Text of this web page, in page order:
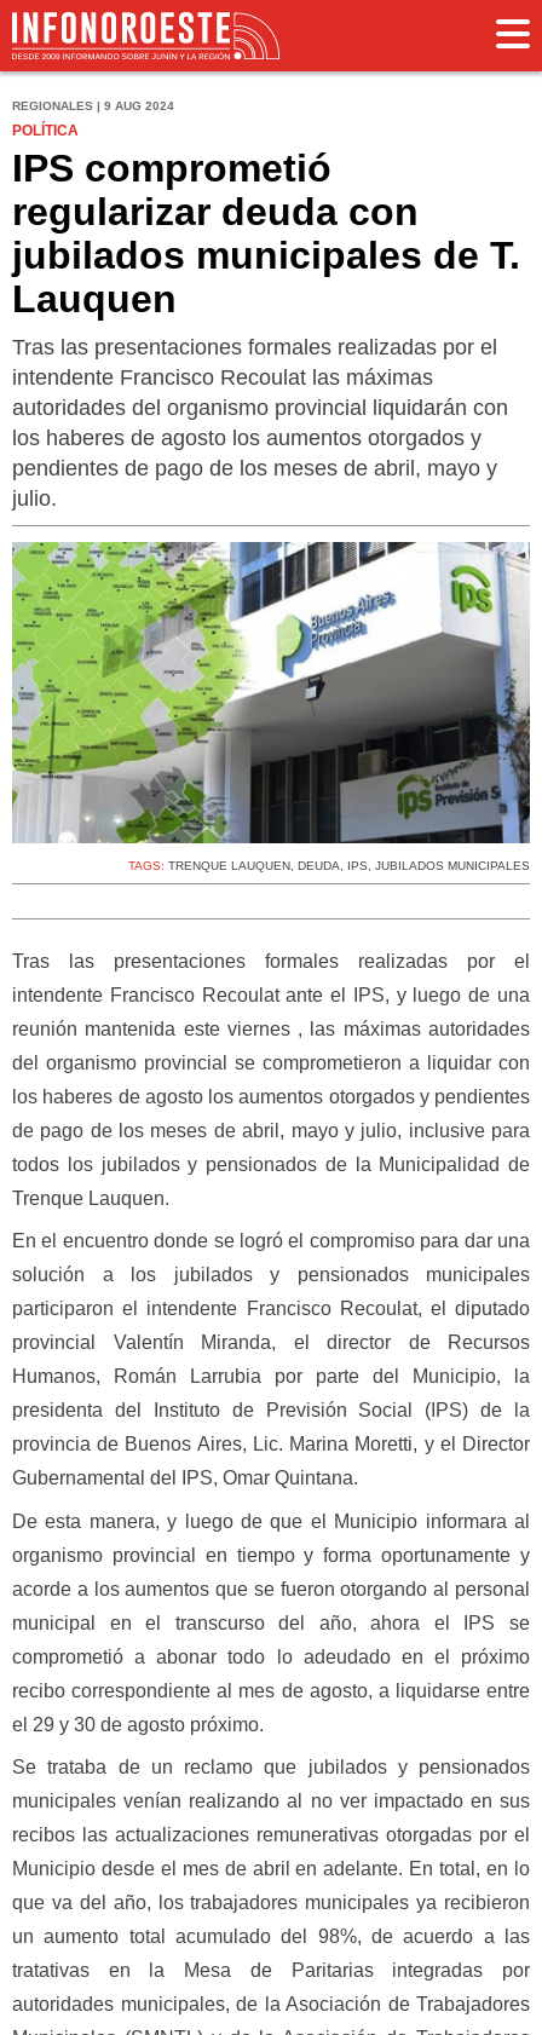
REGIONALES | 9 AUG 2024
POLÍTICA
IPS comprometió
regularizar deuda con
jubilados municipales de T.
Lauquen
Tras las presentaciones formales realizadas por el
intendente Francisco Recoulat las máximas
autoridades del organismo provincial liquidarán con
los haberes de agosto los aumentos otorgados y
pendientes de pago de los meses de abril, mayo y
julio.
TAGS: TRENQUE LAUQUEN, DEUDA, IPS, JUBILADOS MUNICIPALES
Tras las presentaciones formales realizadas por el
intendente Francisco Recoulat ante el IPS, y luego de una
reunión mantenida este viernes , las máximas autoridades
del organismo provincial se comprometieron a liquidar con
los haberes de agosto los aumentos otorgados y pendientes
de pago de los meses de abril, mayo y julio, inclusive para
todos los jubilados y pensionados de la Municipalidad de
Trenque Lauquen.
En el encuentro donde se logró el compromiso para dar una
solución a los jubilados y pensionados municipales
participaron el intendente Francisco Recoulat, el diputado
provincial Valentín Miranda, el director de Recursos
Humanos, Román Larrubia por parte del Municipio, la
presidenta del Instituto de Previsión Social (IPS) de la
provincia de Buenos Aires, Lic. Marina Moretti, y el Director
Gubernamental del IPS, Omar Quintana.
De esta manera, y luego de que el Municipio informara al
organismo provincial en tiempo y forma oportunamente y
acorde a los aumentos que se fueron otorgando al personal
municipal en el transcurso del año, ahora el IPS se
comprometió a abonar todo lo adeudado en el próximo
recibo correspondiente al mes de agosto, a liquidarse entre
el 29 y 30 de agosto próximo.
Se trataba de un reclamo que jubilados y pensionados
municipales venían realizando al no ver impactado en sus
recibos las actualizaciones remunerativas otorgadas por el
Municipio desde el mes de abril en adelante. En total, en lo
que va del año, los trabajadores municipales ya recibieron
un aumento total acumulado del 98%, de acuerdo a las
tratativas en la Mesa de Paritarias integradas por
autoridades municipales, de la Asociación de Trabajadores